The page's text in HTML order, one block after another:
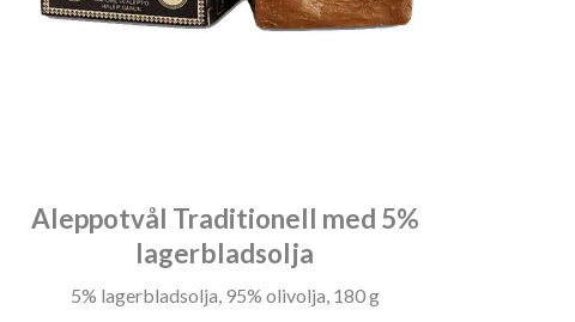
Aleppotvål Traditionell med 5%
lagerbladsolja
5% lagerbladsolja, 95% olivolja, 180 g